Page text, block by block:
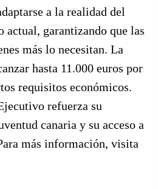
a la realidad del
garantizando que las
más lo necesitan. La
hasta 11.000 euros por
requisitos económicos.
refuerza su
canaria y su acceso a
más información, visita